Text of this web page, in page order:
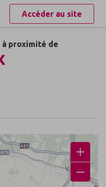
Accéder au site
à proximité de